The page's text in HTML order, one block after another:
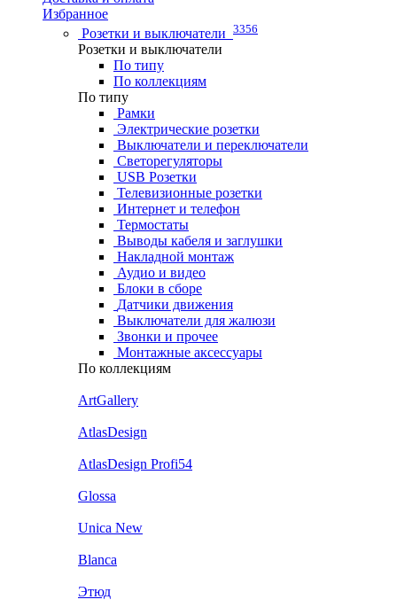
Избранное
Розетки и выключатели 3356
Розетки и выключатели
По типу
По коллекциям
По типу
Рамки
Электрические розетки
Выключатели и переключатели
Светорегуляторы
USB Розетки
Телевизионные розетки
Интернет и телефон
Термостаты
Выводы кабеля и заглушки
Накладной монтаж
Аудио и видео
Блоки в сборе
Датчики движения
Выключатели для жалюзи
Звонки и прочее
Монтажные аксессуары
По коллекциям
ArtGallery
AtlasDesign
AtlasDesign Profi54
Glossa
Unica New
Blanca
Этюд